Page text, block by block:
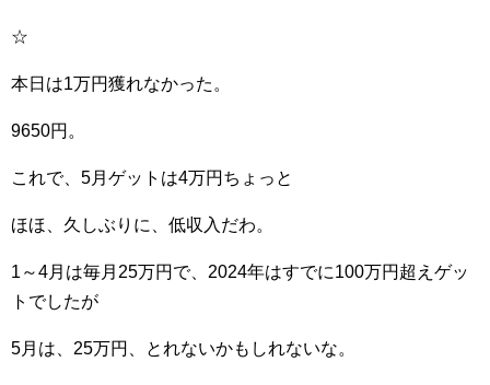
☆
本日は1万円獲れなかった。
9650円。
これで、5月ゲットは4万円ちょっと
ほほ、久しぶりに、低収入だわ。
1～4月は毎月25万円で、2024年はすでに100万円超えゲッ
トでしたが
5月は、25万円、とれないかもしれないな。